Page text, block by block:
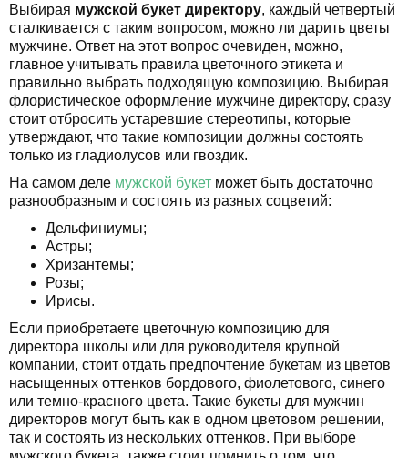
Выбирая мужской букет директору, каждый четвертый
сталкивается с таким вопросом, можно ли дарить цветы
мужчине. Ответ на этот вопрос очевиден, можно,
главное учитывать правила цветочного этикета и
правильно выбрать подходящую композицию. Выбирая
флористическое оформление мужчине директору, сразу
стоит отбросить устаревшие стереотипы, которые
утверждают, что такие композиции должны состоять
только из гладиолусов или гвоздик.
На самом деле мужской букет может быть достаточно
разнообразным и состоять из разных соцветий:
Дельфиниумы;
Астры;
Хризантемы;
Розы;
Ирисы.
Если приобретаете цветочную композицию для
директора школы или для руководителя крупной
компании, стоит отдать предпочтение букетам из цветов
насыщенных оттенков бордового, фиолетового, синего
или темно-красного цвета. Такие букеты для мужчин
директоров могут быть как в одном цветовом решении,
так и состоять из нескольких оттенков. При выборе